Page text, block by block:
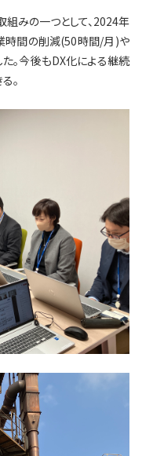
組みの一つとして、2024年
時間の削減(50時間/月)や
。今後もDX化による継続
。